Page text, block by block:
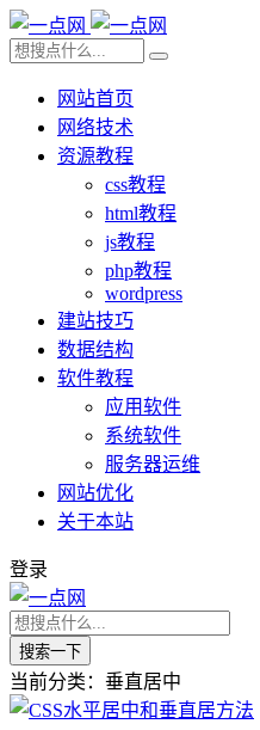
网站首页
网络技术
资源教程
css教程
html教程
js教程
php教程
wordpress
建站技巧
数据结构
软件教程
应用软件
系统软件
服务器运维
网站优化
关于本站
登录
搜索一下
当前分类：垂直居中